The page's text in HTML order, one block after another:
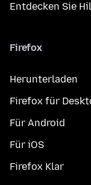
Entdecken Sie
Firefox
Herunterladen
Firefox für
Für Android
Für iOS
Firefox Klar